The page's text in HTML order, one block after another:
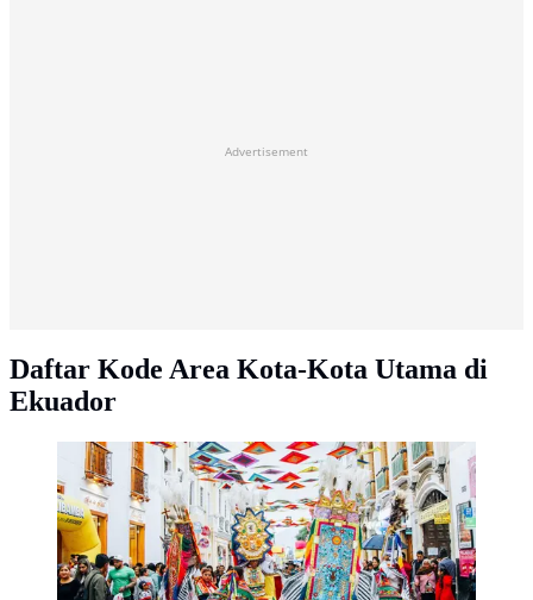
Advertisement
Daftar Kode Area Kota-Kota Utama di
Ekuador